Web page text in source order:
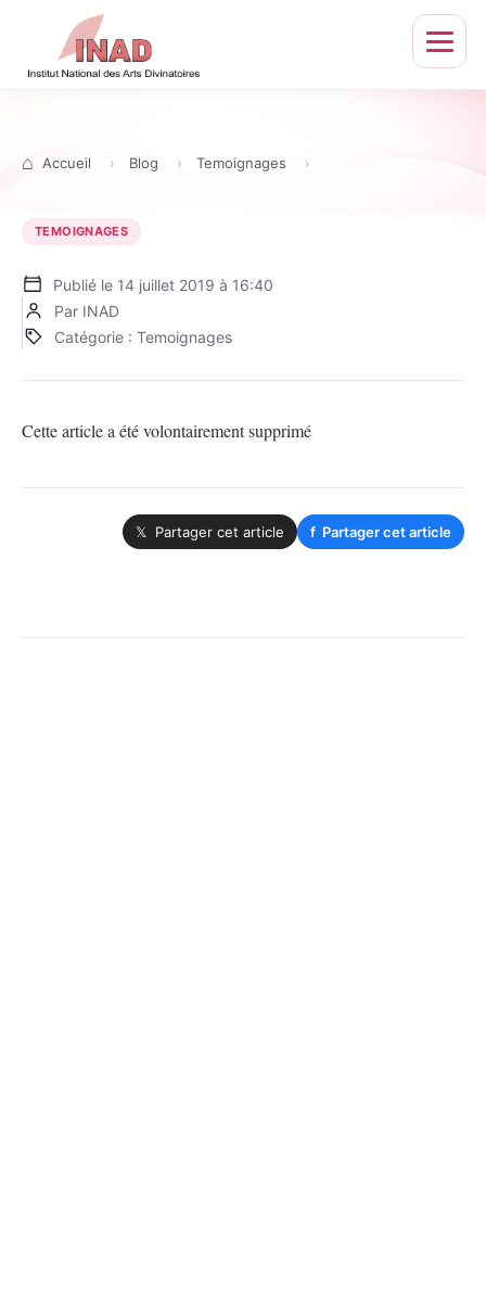
Ouvrir
Accueil Blog Temoignages
TEMOIGNAGES
Publié le 14 juillet 2019 à 16:40
Par INAD
Catégorie : Temoignages
Cette article a été volontairement supprimé
𝕏 Partager cet article f Partager cet article